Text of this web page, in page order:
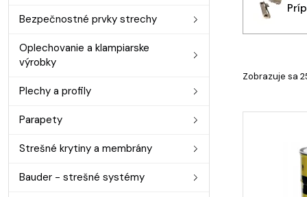
Bezpečnostné prvky strechy
Oplechovanie a klampiarske
výrobky
Plechy a profily
Parapety
Strešné krytiny a membrány
Bauder - strešné systémy
Zobrazuje sa